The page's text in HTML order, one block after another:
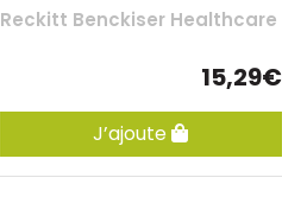
Reckitt Benckiser Healthcare
15,29€
J’ajoute